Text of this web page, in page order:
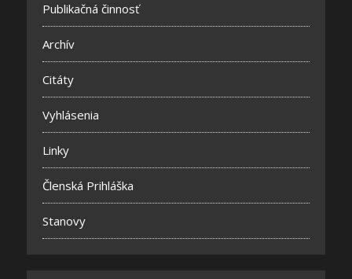
Publikačná činnosť
Archív
Citáty
Vyhlásenia
Linky
Členská Prihláška
Stanovy